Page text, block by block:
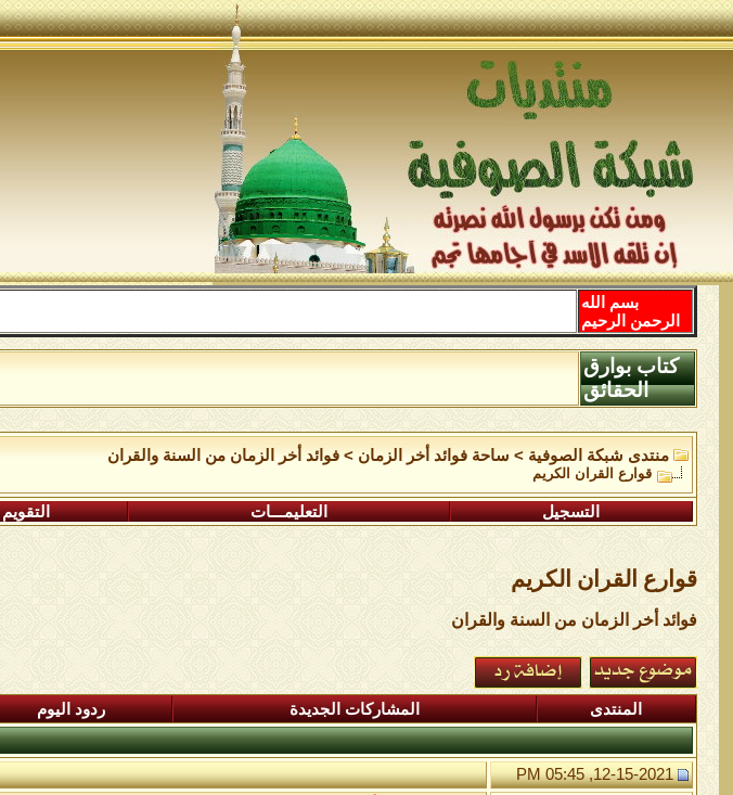
بسم الله
الرحمن الرحيم
كتاب بوارق
الحقائق
منتدى شبكة الصوفية > ساحة فوائد أخر الزمان >فوائد أخر الزمان من السنة والقران
قوارع القران الكريم
التسجيل التعليمـــات التقويم
قوارع القران الكريم
فوائد أخر الزمان من السنة والقران
المنتدى المشاركات الجديدة ردود اليوم
12-15-2021, 05:45 PM